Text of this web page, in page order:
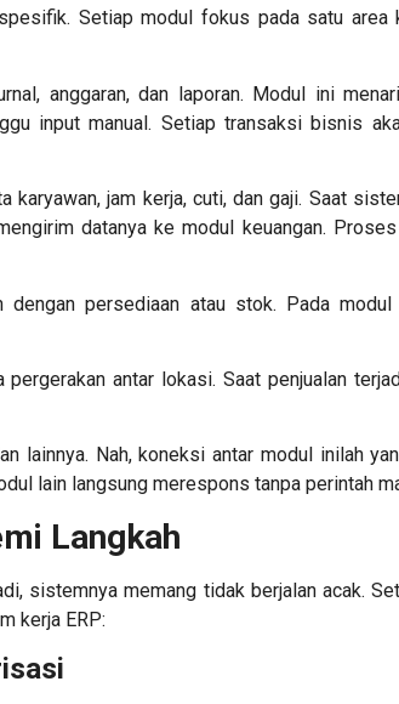
Setiap modul fokus pada satu area
anggaran, dan laporan. Modul ini
input manual. Setiap transaksi bisnis
karyawan, jam kerja, cuti, dan gaji. Saat
datanya ke modul keuangan.
dengan persediaan atau stok. Pada modul
antar lokasi. Saat penjualan
lainnya. Nah, koneksi antar modul inilah
lain langsung merespons tanpa perintah
Langkah
sistemnya memang tidak berjalan acak.
kerja ERP: